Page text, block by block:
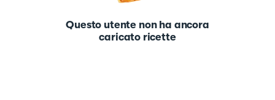
Questo utente non ha ancora
caricato ricette